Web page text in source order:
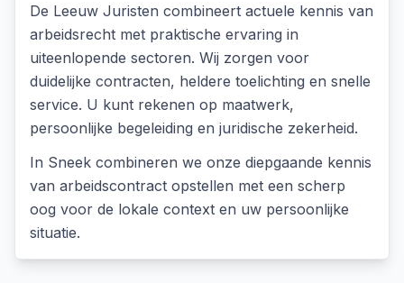
De Leeuw Juristen combineert actuele kennis van
arbeidsrecht met praktische ervaring in
uiteenlopende sectoren. Wij zorgen voor
duidelijke contracten, heldere toelichting en snelle
service. U kunt rekenen op maatwerk,
persoonlijke begeleiding en juridische zekerheid.
In Sneek combineren we onze diepgaande kennis
van arbeidscontract opstellen met een scherp
oog voor de lokale context en uw persoonlijke
situatie.